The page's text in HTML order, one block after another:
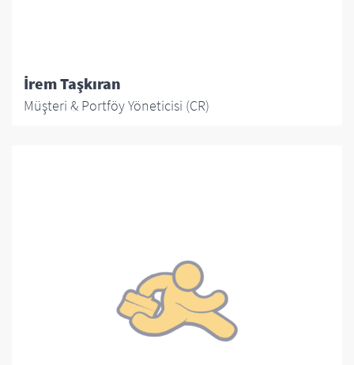
İrem Taşkıran
Müşteri & Portföy Yöneticisi (CR)